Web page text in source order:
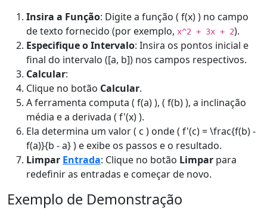
Insira a Função: Digite a função ( f(x) ) no campo
de texto fornecido (por exemplo, x^2 + 3x + 2).
Especifique o Intervalo: Insira os pontos inicial e
final do intervalo ([a, b]) nos campos respectivos.
Calcular:
Clique no botão Calcular.
A ferramenta computa ( f(a) ), ( f(b) ), a inclinação
média e a derivada ( f'(x) ).
Ela determina um valor ( c ) onde ( f'(c) = \frac{f(b) -
f(a)}{b - a} ) e exibe os passos e o resultado.
Limpar Entrada: Clique no botão Limpar para
redefinir as entradas e começar de novo.
Exemplo de Demonstração